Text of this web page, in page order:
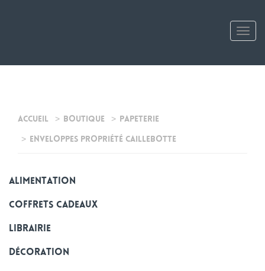
Accueil Boutique Papeterie
Enveloppes Propriété Caillebotte
alimentation
Coffrets cadeaux
Librairie
Décoration